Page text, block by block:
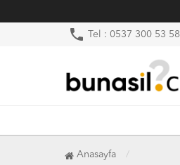
phone Tel : 0537 300 53 58
Anasayfa